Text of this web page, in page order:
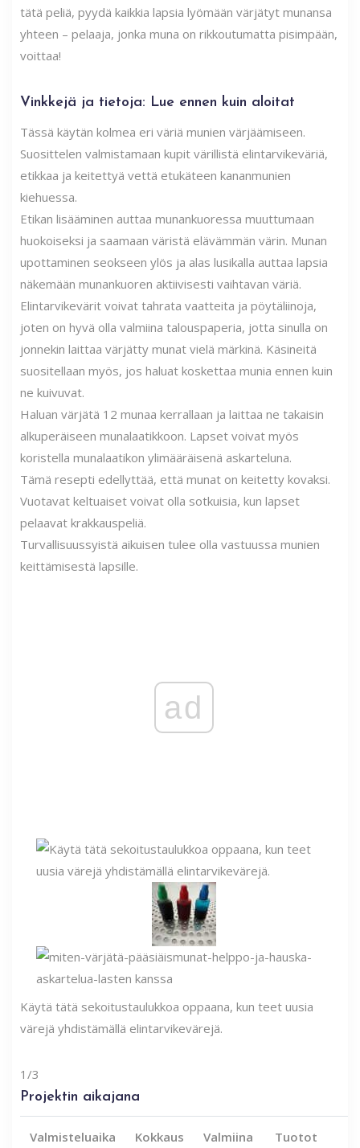
tätä peliä, pyydä kaikkia lapsia lyömään värjätyt munansa
yhteen – pelaaja, jonka muna on rikkoutumatta pisimpään,
voittaa!
Vinkkejä ja tietoja: Lue ennen kuin aloitat
Tässä käytän kolmea eri väriä munien värjäämiseen.
Suosittelen valmistamaan kupit värillistä elintarvikeväriä,
etikkaa ja keitettyä vettä etukäteen kananmunien
kiehuessa.
Etikan lisääminen auttaa munankuoressa muuttumaan
huokoiseksi ja saamaan väristä elävämmän värin. Munan
upottaminen seokseen ylös ja alas lusikalla auttaa lapsia
näkemään munankuoren aktiivisesti vaihtavan väriä.
Elintarvikevärit voivat tahrata vaatteita ja pöytäliinoja,
joten on hyvä olla valmiina talouspaperia, jotta sinulla on
jonnekin laittaa värjätty munat vielä märkinä. Käsineitä
suositellaan myös, jos haluat koskettaa munia ennen kuin
ne kuivuvat.
Haluan värjätä 12 munaa kerrallaan ja laittaa ne takaisin
alkuperäiseen munalaatikkoon. Lapset voivat myös
koristella munalaatikon ylimääräisenä askarteluna.
Tämä resepti edellyttää, että munat on keitetty kovaksi.
Vuotavat keltuaiset voivat olla sotkuisia, kun lapset
pelaavat krakkauspeliä.
Turvallisuussyistä aikuisen tulee olla vastuussa munien
keittämisestä lapsille.
ad
Käytä tätä sekoitustaulukkoa oppaana, kun teet uusia
värejä yhdistämällä elintarvikevärejä.
1/3
Projektin aikajana
Valmisteluaika Kokkaus Valmiina Tuotot